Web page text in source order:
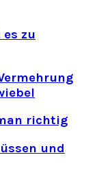
zu
richtig
und